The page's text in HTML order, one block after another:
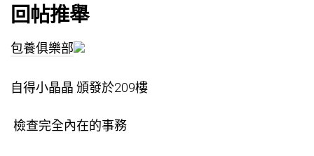
回帖推舉
包養俱樂部
自得小晶晶 頒發於209樓
檢查完全內在的事務